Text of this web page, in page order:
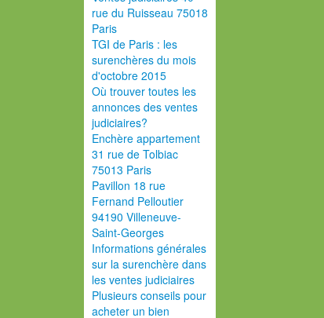
rue du Ruisseau 75018
Paris
TGI de Paris : les
surenchères du mois
d'octobre 2015
Où trouver toutes les
annonces des ventes
judiciaires?
Enchère appartement
31 rue de Tolbiac
75013 Paris
Pavillon 18 rue
Fernand Pelloutier
94190 Villeneuve-
Saint-Georges
Informations générales
sur la surenchère dans
les ventes judiciaires
Plusieurs conseils pour
acheter un bien